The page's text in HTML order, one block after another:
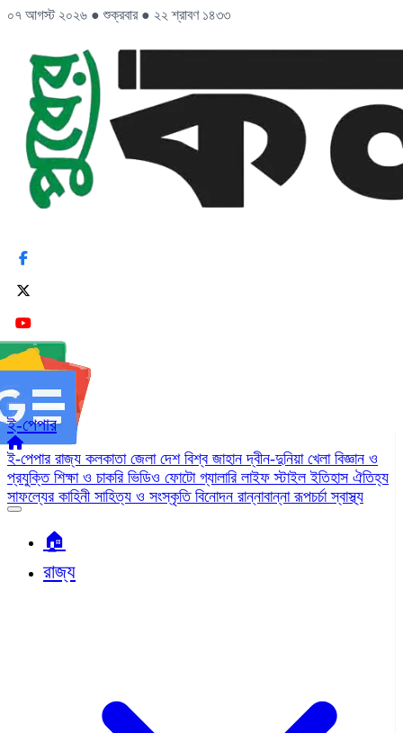
০৭ আগস্ট ২০২৬ ● শুক্রবার ● ২২ শ্রাবণ ১৪৩৩
ই-পেপার
ই-পেপার রাজ্য কলকাতা জেলা দেশ বিশ্ব জাহানদ্বীন-দুনিয়া খেলা বিজ্ঞান ও
প্রযুক্তি শিক্ষা ও চাকরি ভিডিও ফোটো গ্যালারি লাইফ স্টাইলইতিহাস ঐতিহ্য
সাফল্যের কাহিনী সাহিত্য ও সংস্কৃতি বিনোদন রান্নাবান্নারূপচর্চাস্বাস্থ্য
🏠︎
রাজ্য